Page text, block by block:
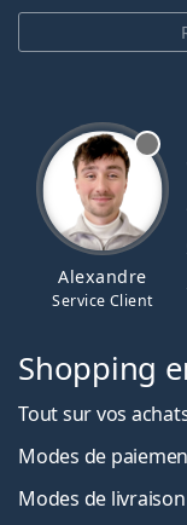
Alexandre
Service Client
Shopping
Tout sur vos
Modes de
Modes de livraison